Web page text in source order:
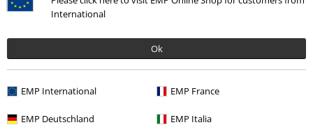
International
Ok
EMP International EMP France
EMP Deutschland EMP Italia
%
Vinylová figurka č.580 Saint
Téměř vyprodáno
Vinylová figurka č.540 Lex Luthor